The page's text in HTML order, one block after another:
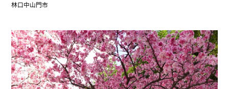
林口中山門市